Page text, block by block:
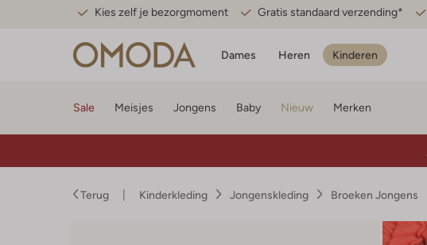
Kies zelf je bezorgmoment Gratis standaard verzending*
Dames Heren Kinderen
Sale Meisjes Jongens Baby Nieuw Merken
Terug Kinderkleding Jongenskleding Broeken Jongens